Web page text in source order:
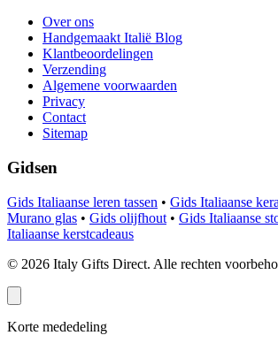
Over ons
Handgemaakt Italië Blog
Klantbeoordelingen
Verzending
Algemene voorwaarden
Privacy
Contact
Sitemap
Gidsen
Gids Italiaanse leren tassen • Gids Italiaanse
Murano glas • Gids olijfhout • Gids Italiaanse
Italiaanse kerstcadeaus
© 2026 Italy Gifts Direct. Alle rechten
Korte mededeling